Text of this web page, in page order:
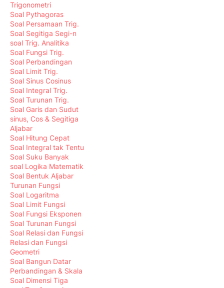
Trigonometri
Soal Pythagoras
Soal Persamaan Trig.
Soal Segitiga Segi-n
soal Trig. Analitika
Soal Fungsi Trig.
Soal Perbandingan
Soal Limit Trig.
Soal Sinus Cosinus
Soal Integral Trig.
Soal Turunan Trig.
Soal Garis dan Sudut
sinus, Cos & Segitiga
Aljabar
Soal Hitung Cepat
Soal Integral tak Tentu
Soal Suku Banyak
soal Logika Matematik
Soal Bentuk Aljabar
Turunan Fungsi
Soal Logaritma
Soal Limit Fungsi
Soal Fungsi Eksponen
Soal Turunan Fungsi
Soal Relasi dan Fungsi
Relasi dan Fungsi
Geometri
Soal Bangun Datar
Perbandingan & Skala
Soal Dimensi Tiga